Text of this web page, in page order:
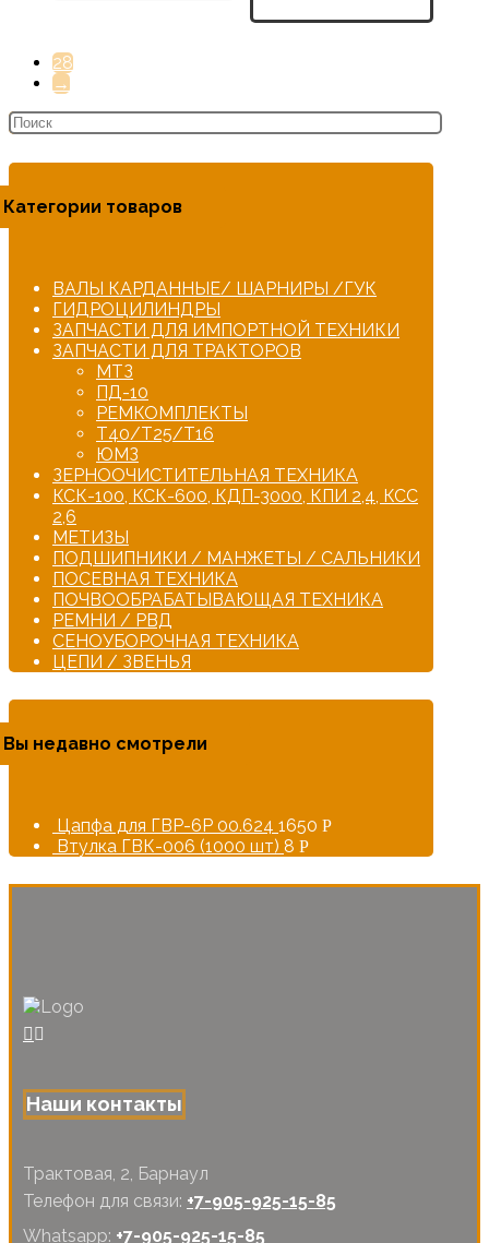
28
→
Категории товаров
ВАЛЫ КАРДАННЫЕ/ ШАРНИРЫ /ГУК
ГИДРОЦИЛИНДРЫ
ЗАПЧАСТИ ДЛЯ ИМПОРТНОЙ ТЕХНИКИ
ЗАПЧАСТИ ДЛЯ ТРАКТОРОВ
МТЗ
ПД-10
РЕМКОМПЛЕКТЫ
Т40/Т25/Т16
ЮМЗ
ЗЕРНООЧИСТИТЕЛЬНАЯ ТЕХНИКА
КСК-100, КСК-600, КДП-3000, КПИ 2,4, КСС
2,6
МЕТИЗЫ
ПОДШИПНИКИ / МАНЖЕТЫ / САЛЬНИКИ
ПОСЕВНАЯ ТЕХНИКА
ПОЧВООБРАБАТЫВАЮЩАЯ ТЕХНИКА
РЕМНИ / РВД
СЕНОУБОРОЧНАЯ ТЕХНИКА
ЦЕПИ / ЗВЕНЬЯ
Вы недавно смотрели
Цапфа для ГВР-6Р 00.624 1650 Р
Втулка ГВК-006 (1000 шт) 8 Р
Наши контакты
Трактовая, 2, Барнаул
Телефон для связи: +7-905-925-15-85
Whatsapp: +7-905-925-15-85